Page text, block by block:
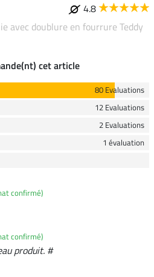
4.8
avec doublure en fourrure Teddy
cet article
80 Evaluations
12 Evaluations
2 Evaluations
1 évaluation
confirmé)
confirmé)
produit. #